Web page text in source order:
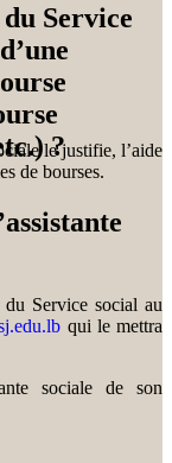
Service
?
le justifie, l’aide
de bourses.
du Service social au
qui le mettra
sociale de son